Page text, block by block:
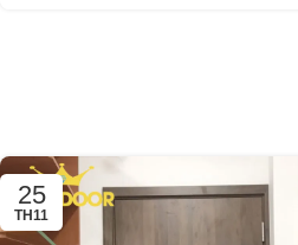
25
TH11